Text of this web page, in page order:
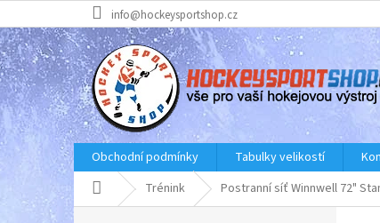
na
obsah
info@hockeysportshop.cz
Obchodní podmínky Tabulky velikostí
Domů Trénink Postranní síť Winnwell 72"
P